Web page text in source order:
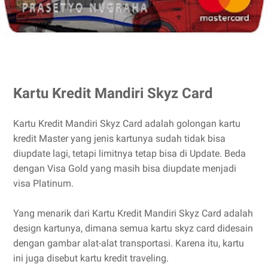
Kartu Kredit Mandiri Skyz Card
Kartu Kredit Mandiri Skyz Card adalah golongan kartu
kredit Master yang jenis kartunya sudah tidak bisa
diupdate lagi, tetapi limitnya tetap bisa di Update. Beda
dengan Visa Gold yang masih bisa diupdate menjadi
visa Platinum.
Yang menarik dari Kartu Kredit Mandiri Skyz Card adalah
design kartunya, dimana semua kartu skyz card didesain
dengan gambar alat-alat transportasi. Karena itu, kartu
ini juga disebut kartu kredit traveling.